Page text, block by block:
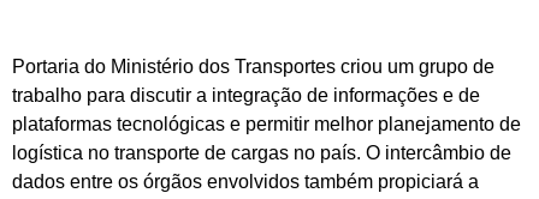
Portaria do Ministério dos Transportes criou um grupo de
trabalho para discutir a integração de informações e de
plataformas tecnológicas e permitir melhor planejamento de
logística no transporte de cargas no país. O intercâmbio de
dados entre os órgãos envolvidos também propiciará a